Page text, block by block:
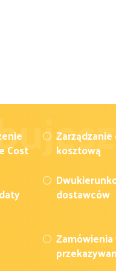
Cost
kosztową
dostawców